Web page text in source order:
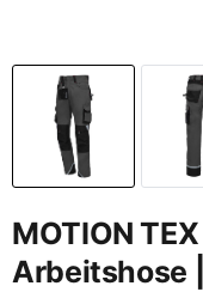
MOTION
Arbeitshose